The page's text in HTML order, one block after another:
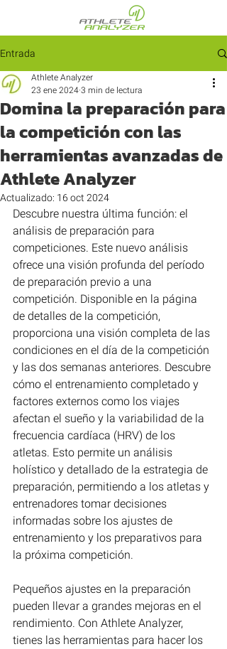
Entrada
Domina la preparación para
la competición con las
herramientas avanzadas de
Athlete Analyzer
Athlete Analyzer
23 ene 2024 3 min de lectura
Actualizado: 16 oct 2024
Descubre nuestra última función: el
análisis de preparación para
competiciones. Este nuevo análisis
ofrece una visión profunda del período
de preparación previo a una
competición. Disponible en la página
de detalles de la competición,
proporciona una visión completa de las
condiciones en el día de la competición
y las dos semanas anteriores. Descubre
cómo el entrenamiento completado y
factores externos como los viajes
afectan el sueño y la variabilidad de la
frecuencia cardíaca (HRV) de los
atletas. Esto permite un análisis
holístico y detallado de la estrategia de
preparación, permitiendo a los atletas y
entrenadores tomar decisiones
informadas sobre los ajustes de
entrenamiento y los preparativos para
la próxima competición.
Pequeños ajustes en la preparación
pueden llevar a grandes mejoras en el
rendimiento. Con Athlete Analyzer,
tienes las herramientas para hacer los